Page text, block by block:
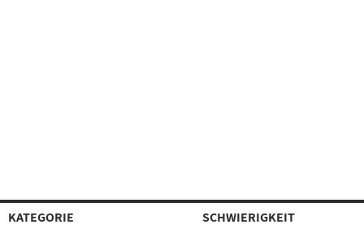
KATEGORIE
SCHWIERIGKEIT